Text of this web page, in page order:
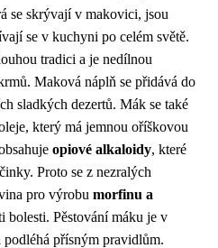
se skrývají v makovici, jsou
se v kuchyni po celém světě.
tradici a je nedílnou
Maková náplň se přidává do
sladkých dezertů. Mák se také
který má jemnou oříškovou
opiové alkaloidy, které
Proto se z nezralých
pro výrobu morfinu a
bolesti. Pěstování máku je v
přísným pravidlům.